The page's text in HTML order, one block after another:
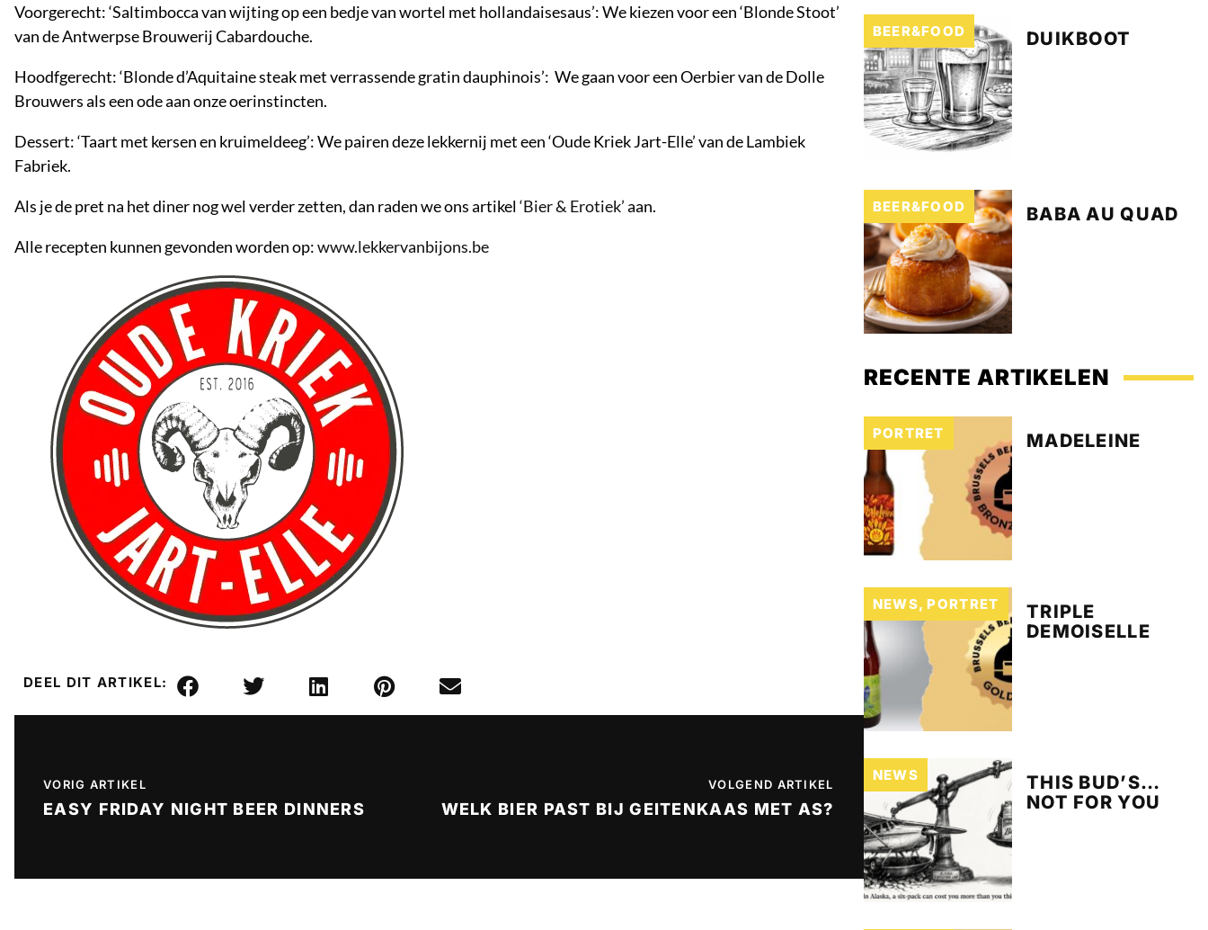
Voorgerecht: ‘Saltimbocca van wijting op een bedje van wortel met hollandaisesaus’: We kiezen voor een ‘Blonde Stoot’
van de Antwerpse Brouwerij Cabardouche.
Hoodfgerecht: ‘Blonde d’Aquitaine steak met verrassende gratin dauphinois’: We gaan voor een Oerbier van de Dolle
Brouwers als een ode aan onze oerinstincten.
Dessert: ‘Taart met kersen en kruimeldeeg’: We pairen deze lekkernij met een ‘Oude Kriek Jart-Elle’ van de Lambiek
Fabriek.
Als je de pret na het diner nog wel verder zetten, dan raden we ons artikel‘Bier & Erotiek’aan.
Alle recepten kunnen gevonden worden op:www.lekkervanbijons.be
DEEL DIT ARTIKEL:
VORIG ARTIKEL
EASY FRIDAY NIGHT BEER DINNERS
VOLGEND ARTIKEL
WELK BIER PAST BIJ GEITENKAAS MET AS?
BEER&FOOD DUIKBOOT
BEER&FOOD BABA AU QUAD
RECENTE ARTIKELEN
PORTRET MADELEINE
NEWS,PORTRET
TRIPLE
DEMOISELLE
NEWS
THIS BUD’S…
NOT FOR YOU